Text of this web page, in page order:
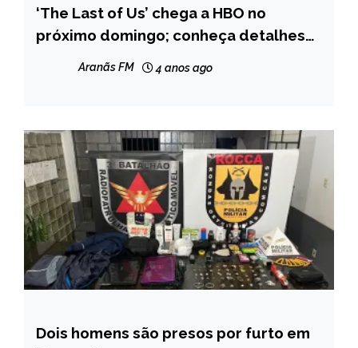
ENTRETENIMENTO
NOTÍCIAS
‘The Last of Us’ chega a HBO no
próximo domingo; conheça detalhes
Aranãs FM 4 anos ago
MINAS
Dois homens são presos por furto em